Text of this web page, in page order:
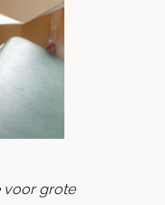
voor grote